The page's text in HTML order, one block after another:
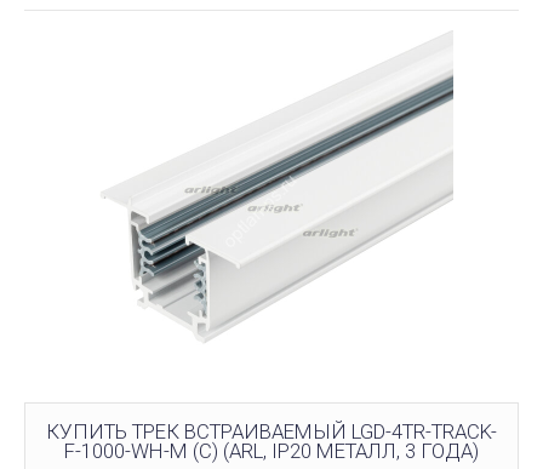
КУПИТЬ ТРЕК ВСТРАИВАЕМЫЙ LGD-4TR-TRACK-
F-1000-WH-M (C) (ARL, IP20 МЕТАЛЛ, 3 ГОДА)